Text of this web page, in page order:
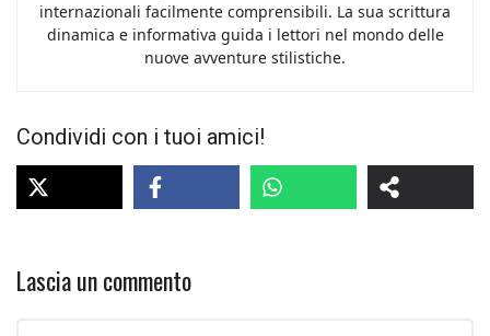
internazionali facilmente comprensibili. La sua scrittura
dinamica e informativa guida i lettori nel mondo delle
nuove avventure stilistiche.
Condividi con i tuoi amici!
Lascia un commento